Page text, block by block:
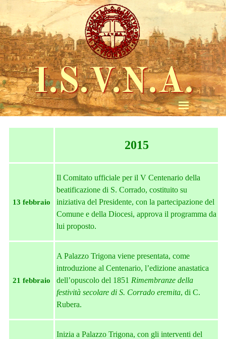
I.S.V.N.A.
2015
13 febbraio
Il Comitato ufficiale per il V Centenario della
beatificazione di S. Corrado, costituito su
iniziativa del Presidente, con la partecipazione del
Comune e della Diocesi, approva il programma da
lui proposto.
21 febbraio
A Palazzo Trigona viene presentata, come
introduzione al Centenario, l’edizione anastatica
dell’opuscolo del 1851 Rimembranze della
festività secolare di S. Corrado eremita, di C.
Rubera.
Inizia a Palazzo Trigona, con gli interventi del